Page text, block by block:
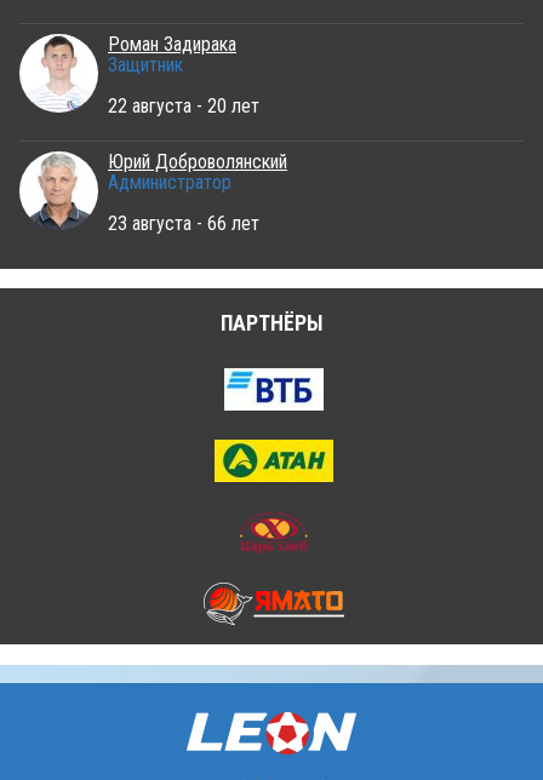
Роман Задирака
Защитник
22 августа - 20 лет
Юрий Доброволянский
Администратор
23 августа - 66 лет
ПАРТНЁРЫ